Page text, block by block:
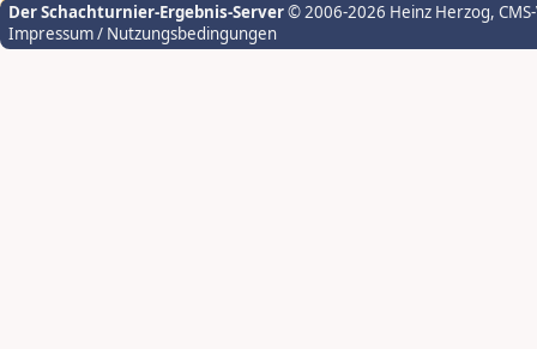
Der Schachturnier-Ergebnis-Server© 2006-2026 Heinz Herzog,
Impressum / Nutzungsbedingungen